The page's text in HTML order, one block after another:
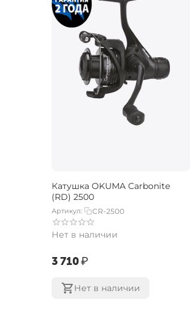
Катушка OKUMA Carbonite
(RD) 2500
Артикул: CR-2500
Нет в наличии
‍3 710‍₽
Нет в наличии